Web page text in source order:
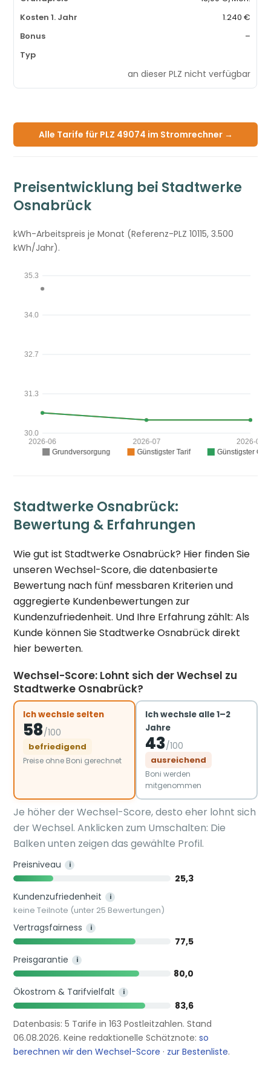
1.240 €
–
an dieser PLZ nicht verfügbar
Alle Tarife für PLZ 49074 im Stromrechner →
Preisentwicklung bei Stadtwerke
Osnabrück
kWh-Arbeitspreis je Monat (Referenz-PLZ 10115, 3.500
kWh/Jahr).
Stadtwerke Osnabrück:
Bewertung & Erfahrungen
Wie gut ist Stadtwerke Osnabrück? Hier finden Sie
unseren Wechsel-Score, die datenbasierte
Bewertung nach fünf messbaren Kriterien und
aggregierte Kundenbewertungen zur
Kundenzufriedenheit. Und Ihre Erfahrung zählt: Als
Kunde können Sie Stadtwerke Osnabrück direkt
hier bewerten.
Wechsel-Score: Lohnt sich der Wechsel zu
Stadtwerke Osnabrück?
Ich wechsle selten
58/100
befriedigend
Preise ohne Boni gerechnet
Ich wechsle alle 1–2
Jahre
43/100
ausreichend
Boni werden
mitgenommen
Je höher der Wechsel-Score, desto eher lohnt sich
der Wechsel. Anklicken zum Umschalten: Die
Balken unten zeigen das gewählte Profil.
Preisniveau i
25,3
Kundenzufriedenheit
i
keine Teilnote (unter 25 Bewertungen)
Vertragsfairness i
77,5
Preisgarantie
i
80,0
Ökostrom & Tarifvielfalt
i
83,6
Datenbasis: 5 Tarife in 163 Postleitzahlen. Stand
06.08.2026. Keine redaktionelle Schätznote:so
berechnen wir den Wechsel-Score · zur Bestenliste.